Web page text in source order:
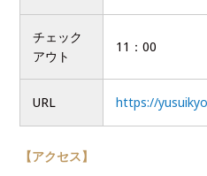
チェック
アウト
11：00
URL https://
【アクセス】